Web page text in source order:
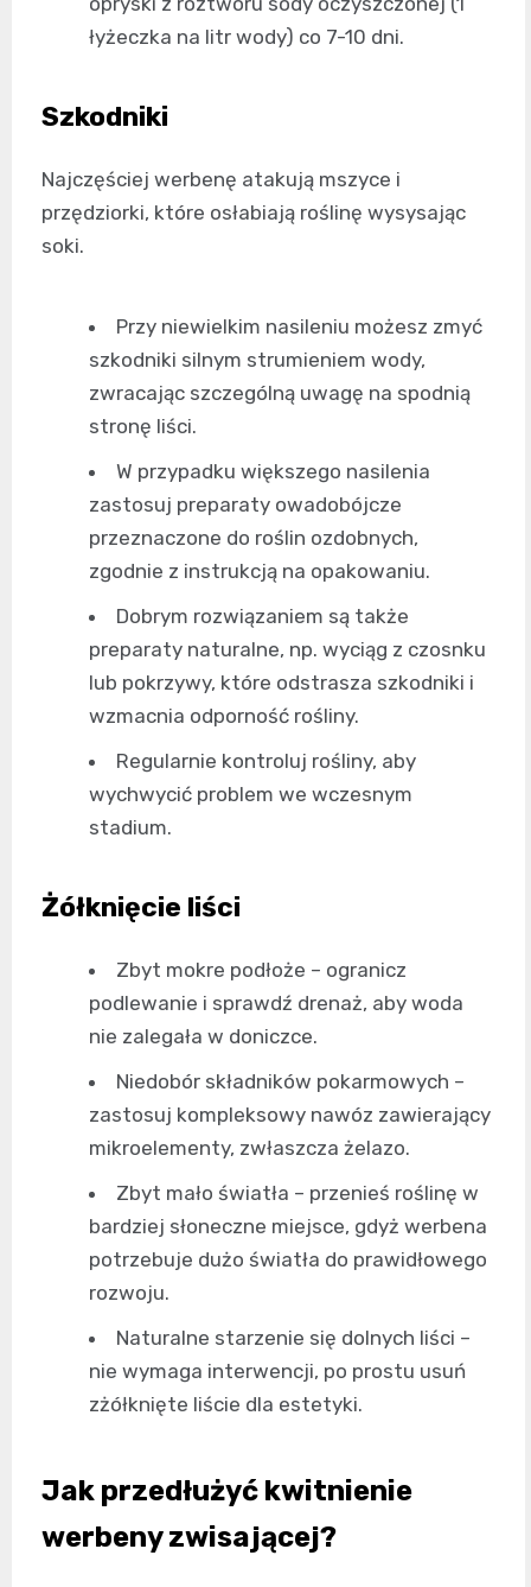
łyżeczka na litr wody) co 7-10 dni.
Szkodniki
Najczęściej werbenę atakują mszyce i
przędziorki, które osłabiają roślinę wysysając
soki.
Przy niewielkim nasileniu możesz zmyć
szkodniki silnym strumieniem wody,
zwracając szczególną uwagę na spodnią
stronę liści.
W przypadku większego nasilenia
zastosuj preparaty owadobójcze
przeznaczone do roślin ozdobnych,
zgodnie z instrukcją na opakowaniu.
Dobrym rozwiązaniem są także
preparaty naturalne, np. wyciąg z czosnku
lub pokrzywy, które odstrasza szkodniki i
wzmacnia odporność rośliny.
Regularnie kontroluj rośliny, aby
wychwycić problem we wczesnym
stadium.
Żółknięcie liści
Zbyt mokre podłoże – ogranicz
podlewanie i sprawdź drenaż, aby woda
nie zalegała w doniczce.
Niedobór składników pokarmowych –
zastosuj kompleksowy nawóz zawierający
mikroelementy, zwłaszcza żelazo.
Zbyt mało światła – przenieś roślinę w
bardziej słoneczne miejsce, gdyż werbena
potrzebuje dużo światła do prawidłowego
rozwoju.
Naturalne starzenie się dolnych liści –
nie wymaga interwencji, po prostu usuń
zżółknięte liście dla estetyki.
Jak przedłużyć kwitnienie
werbeny zwisającej?